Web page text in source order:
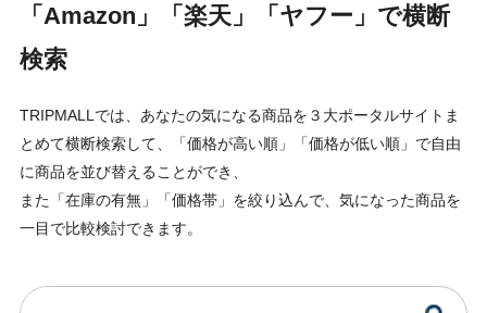
「Amazon」「楽天」「ヤフー」で横断
検索
TRIPMALLでは、あなたの気になる商品を３大ポータルサイトま
とめて横断検索して、「価格が高い順」「価格が低い順」で自由
に商品を並び替えることができ、
また「在庫の有無」「価格帯」を絞り込んで、気になった商品を
一目で比較検討できます。